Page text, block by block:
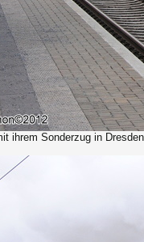
ihrem Sonderzug in